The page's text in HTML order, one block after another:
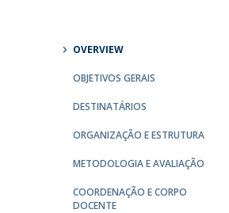
OVERVIEW
OBJETIVOS GERAIS
DESTINATÁRIOS
ORGANIZAÇÃO E ESTRUTURA
METODOLOGIA E AVALIAÇÃO
COORDENAÇÃO E CORPO
DOCENTE